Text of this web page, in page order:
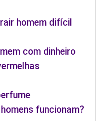
homem difícil
com dinheiro
funcionam?